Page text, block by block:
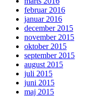
februar 2016
januar 2016
december 2015
november 2015
oktober 2015
september 2015
august 2015
juli 2015
juni 2015
maj 2015